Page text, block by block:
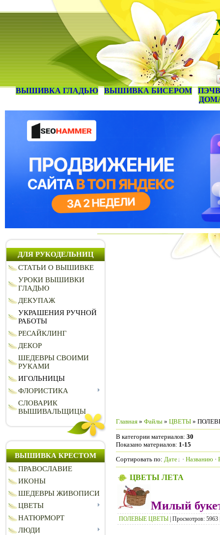
ВЫШИВКА ГЛАДЬЮ ВЫШИВКА БИСЕРОМ
ДЛЯ РУКОДЕЛЬНИЦ
СТАТЬИ О ВЫШИВКЕ
УРОКИ ВЫШИВКИ
ГЛАДЬЮ
ДЕКУПАЖ
УКРАШЕНИЯ РУЧНОЙ
РАБОТЫ
РЕСАЙКЛИНГ
ДЕКОР
ШЕДЕВРЫ СВОИМИ
РУКАМИ
ИГОЛЬНИЦЫ
ФЛОРИСТИКА
СЛОВАРИК
ВЫШИВАЛЬЩИЦЫ
ВЫШИВКА КРЕСТОМ
ПРАВОСЛАВИЕ
ИКОНЫ
ШЕДЕВРЫ ЖИВОПИСИ
ЦВЕТЫ
НАТЮРМОРТ
ЛЮДИ
Главная » Файлы » ЦВЕТЫ »
В категории материалов: 30
Показано материалов: 1-15
Сортировать по: Дате · Названию ·
ЦВЕТЫ ЛЕТА
Милый
ПОЛЕВЫЕ ЦВЕТЫ | Просмотров: